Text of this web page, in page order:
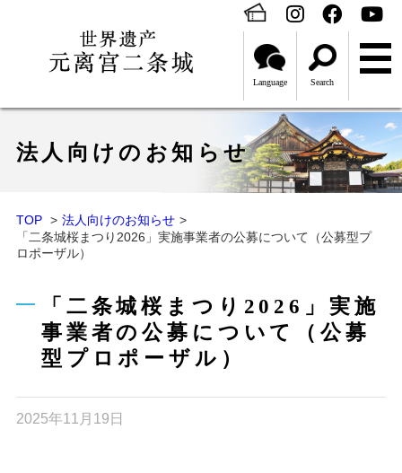
Language Search
法人向けのお知らせ
TOP
法人向けのお知らせ
「二条城桜まつり2026」実施事業者の公募について（公募型プ
ロポーザル）
「二条城桜まつり2026」実施
事業者の公募について（公募
型プロポーザル）
2025年11月19日